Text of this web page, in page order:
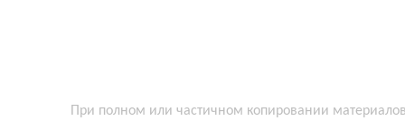
При полном или частичном копировании